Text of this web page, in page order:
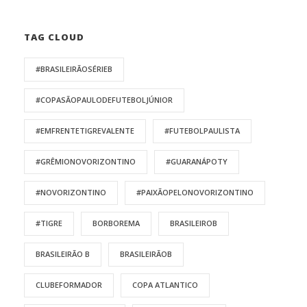
TAG CLOUD
#BRASILEIRÃOSÉRIEB
#COPASÃOPAULODEFUTEBOLJÚNIOR
#EMFRENTETIGREVALENTE #FUTEBOLPAULISTA
#GRÊMIONOVORIZONTINO #GUARANÁPOTY
#NOVORIZONTINO #PAIXÃOPELONOVORIZONTINO
#TIGRE BORBOREMA BRASILEIROB
BRASILEIRÃO B BRASILEIRÃOB
CLUBEFORMADOR COPA ATLANTICO